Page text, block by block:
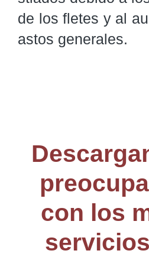
de los fletes y al
astos generales.
con los